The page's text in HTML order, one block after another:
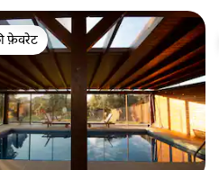
फ़ेवरेट
फ़ेवरेट